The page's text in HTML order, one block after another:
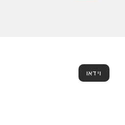
וידאו